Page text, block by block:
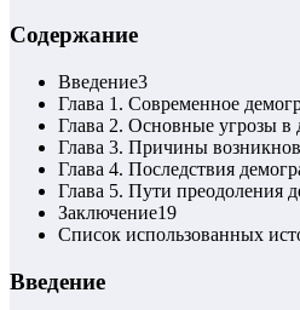
Содержание
Введение3
Глава 1. Современное
Глава 2. Основные угрозы в
Глава 3. Причины
Глава 4. Последствия
Глава 5. Пути преодоления
Заключение19
Список использованных
Введение